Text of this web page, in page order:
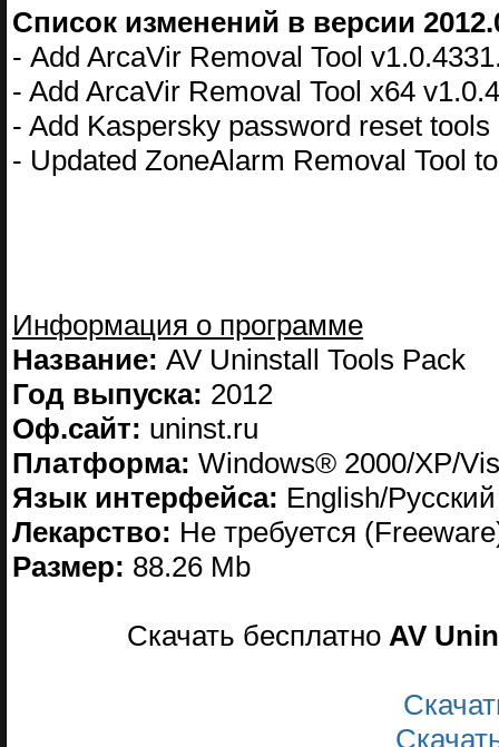
Список изменений в версии
- Add ArcaVir Removal Tool
- Add ArcaVir Removal Tool x64
- Add Kaspersky password reset
- Updated ZoneAlarm Removal Tool
Информация о программе
Название: AV Uninstall Tools Pack
Год выпуска: 2012
Оф.сайт: uninst.ru
Платформа: Windows® 2000/XP/
Язык интерфейса: English/Русский
Лекарство: Не требуется
Размер: 88.26 Mb
Скачать бесплатно AV